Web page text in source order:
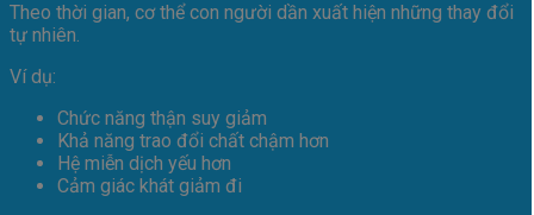
Theo thời gian, cơ thể con người dần xuất hiện những thay đổi
tự nhiên.
Ví dụ:
Chức năng thận suy giảm
Khả năng trao đổi chất chậm hơn
Hệ miễn dịch yếu hơn
Cảm giác khát giảm đi